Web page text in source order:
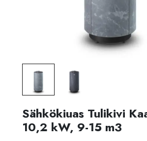
Sähkökiuas Tulikivi
10,2 kW, 9-15 m3